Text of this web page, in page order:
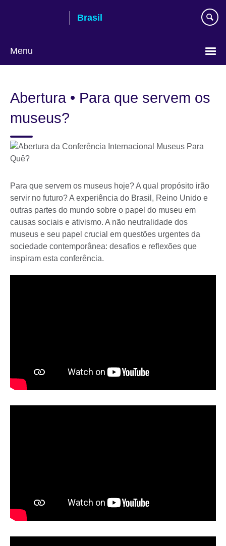
Brasil
Menu
language
Abertura • Para que servem os
museus?
Para que servem os museus hoje? A qual propósito irão
servir no futuro? A experiência do Brasil, Reino Unido e
outras partes do mundo sobre o papel do museu em
causas sociais e ativismo. A não neutralidade dos
museus e seu papel crucial em questões urgentes da
sociedade contemporânea: desafios e reflexões que
inspiram esta conferência.